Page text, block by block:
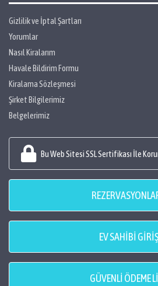
Gizlilik ve İptal Şartları
Yorumlar
Nasıl Kiralarım
Havale Bildirim Formu
Kiralama Sözleşmesi
Şirket Bilgilerimiz
Belgelerimiz
Bu Web Sitesi SSL Sertifikası İle
EV SAHİBİ
GÜVENLİ ÖDEME